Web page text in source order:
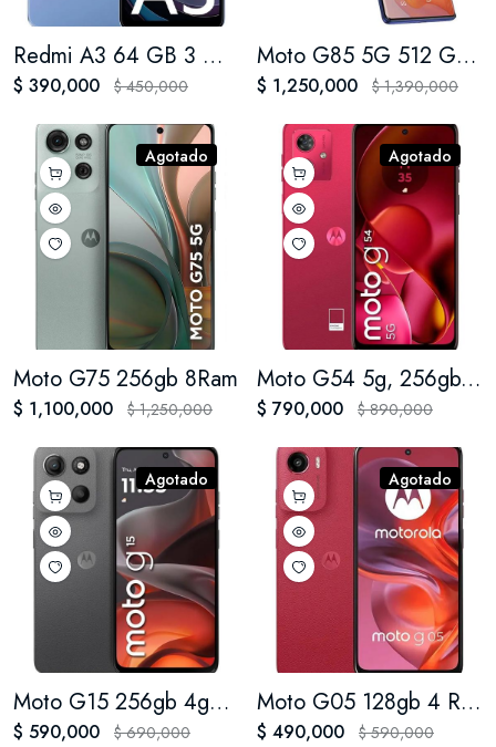
Redmi A3 64 GB 3 GB RAM
$ 390,000 $ 450,000
Moto G85 5G 512 GB 12 GB RAM +12
$ 1,250,000 $ 1,390,000
Agotado
Moto G75 256gb 8Ram
$ 1,100,000 $ 1,250,000
Agotado
Moto G54 5g, 256gb/8gb, 6,5'', 50mp
$ 790,000 $ 890,000
Agotado
Moto G15 256gb 4gb Ram
$ 590,000 $ 690,000
Agotado
Moto G05 128gb 4 Ram
$ 490,000 $ 590,000